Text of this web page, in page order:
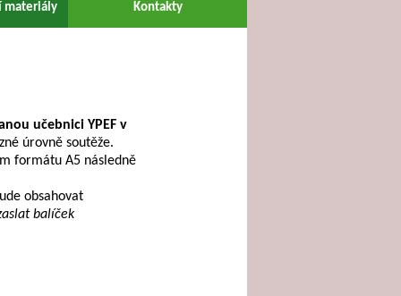
materiály Kontakty
učebnici YPEF v
úrovně soutěže.
formátu A5 následně
obsahovat
balíček